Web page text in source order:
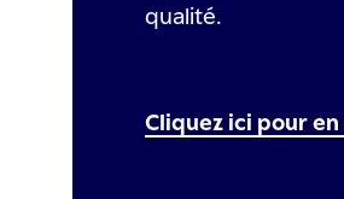
qualité.
Cliquez ici pour